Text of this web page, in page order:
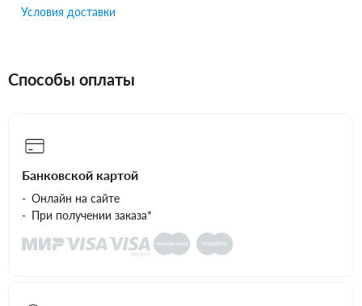
Условия доставки
Способы оплаты
Банковской картой
Онлайн на сайте
При получении заказа*